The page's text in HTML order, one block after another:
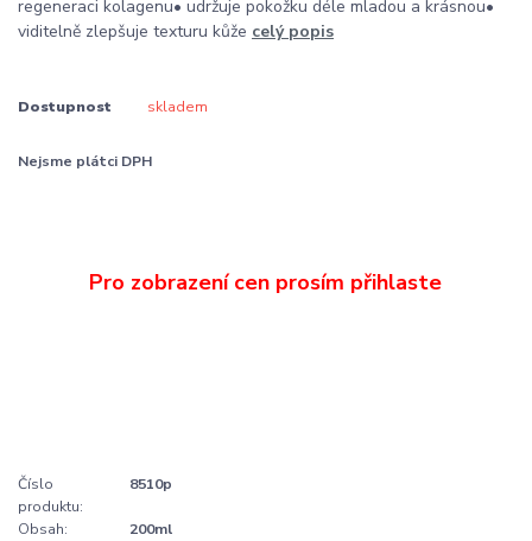
regeneraci kolagenu• udržuje pokožku déle mladou a krásnou•
viditelně zlepšuje texturu kůže celý popis
Dostupnost skladem
Nejsme plátci DPH
Číslo
produktu:
8510p
Obsah:
200ml